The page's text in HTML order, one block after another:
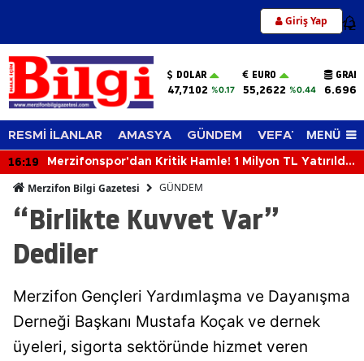
Giriş Yap 12
DOLAR
47,7102 %0.17
EURO
55,2622 %0.44
RESMİ İLANLAR AMASYA GÜNDEM VEFAT EDENLER
MENÜ
16:19
Merzifonspor'dan Kritik Hamle! 1 Milyon TL Yatırıldı,
Merzifon Bilgi Gazetesi GÜNDEM
“Birlikte Kuvvet Var”
Dediler
Merzifon Gençleri Yardımlaşma ve Dayanışma
Derneği Başkanı Mustafa Koçak ve dernek
üyeleri, sigorta sektöründe hizmet veren